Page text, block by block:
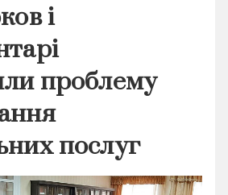
і
проблему
послуг